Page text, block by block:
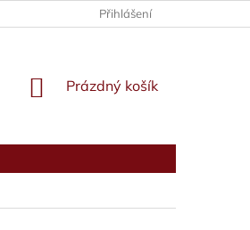
Přihlášení
NÁKUPNÍ
Prázdný košík